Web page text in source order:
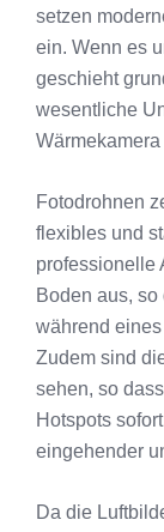
setzen
ein. Wenn es
geschieht
wesentliche
Fotodrohnen
flexibles und
professionelle
Boden aus,
während
Zudem sind
sehen, so
Hotspots
eingehender
Da die